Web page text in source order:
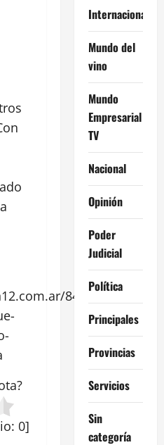
844113-
?
: 0]
Internacional
Mundo del
vino
Mundo
Empresarial
TV
Nacional
Opinión
Poder
Judicial
Política
Principales
Provincias
Servicios
Sin
categoría